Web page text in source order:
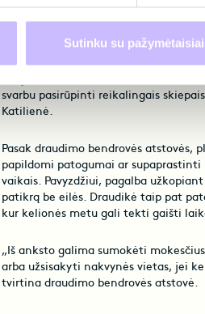
Sutinku su
maršrutą savarankiškai, turėtumėte
darbais. Prieš renkantis atostogų
svarbu pasirūpinti reikalingais
Katilienė.
Pasak draudimo bendrovės atstovės,
papildomi patogumai ar
vaikais. Pavyzdžiui, pagalba
patikrą be eilės. Draudikė taip pat
kur kelionės metu gali tekti gaišti
„Iš anksto galima sumokėti
arba užsisakyti nakvynės vietas, jei
tvirtina draudimo bendrovės atstovė.